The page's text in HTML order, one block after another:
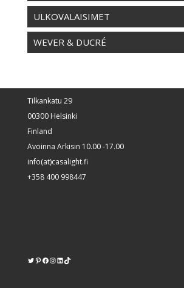
ULKOVALAISIMET
WEVER & DUCRÉ
Tilkankatu 29
00300 Helsinki
Finland
Avoinna Arkisin 10.00 -17.00
info(at)casalight.fi
+358 400 998447
Twitter
Pinterest
https://www.facebook.com/kodinvalaisin/
Instagram
LinkedIn
TikTok